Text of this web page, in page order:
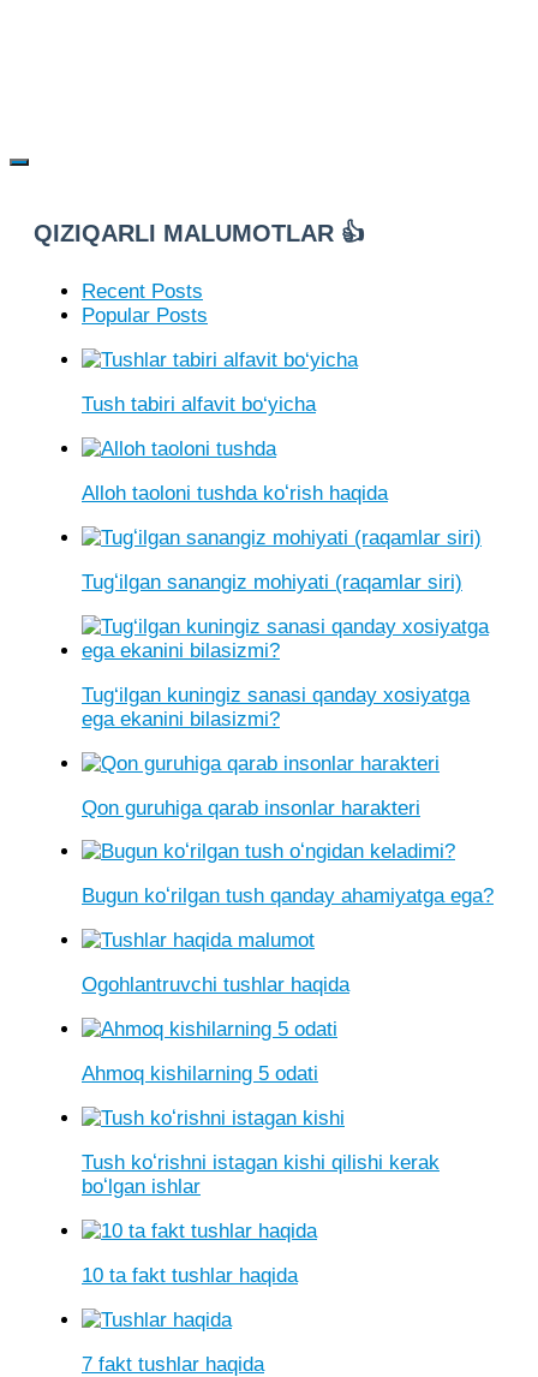
QIZIQARLI MALUMOTLAR 👍
Recent Posts
Popular Posts
Tush tabiri alfavit bo‘yicha
Alloh taoloni tushda koʻrish haqida
Tugʻilgan sanangiz mohiyati (raqamlar siri)
Tug‘ilgan kuningiz sanasi qanday xosiyatga
ega ekanini bilasizmi?
Qon guruhiga qarab insonlar harakteri
Bugun koʻrilgan tush qanday ahamiyatga ega?
Ogohlantruvchi tushlar haqida
Ahmoq kishilarning 5 odati
Tush koʻrishni istagan kishi qilishi kerak
boʻlgan ishlar
10 ta fakt tushlar haqida
7 fakt tushlar haqida